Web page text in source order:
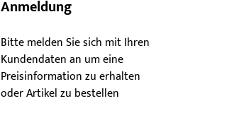
Anmeldung
Bitte melden Sie sich mit Ihren
Kundendaten an um eine
Preisinformation zu erhalten
oder Artikel zu bestellen